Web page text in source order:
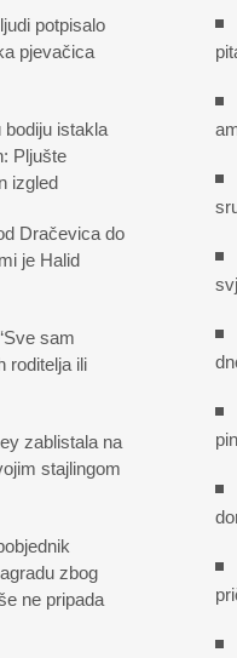
potpisalo
pjevačica
bodiju istakla
Pljušte
izgled
Dračevica do
je Halid
sam
roditelja ili
zablistala na
stajlingom
zbog
ne pripada